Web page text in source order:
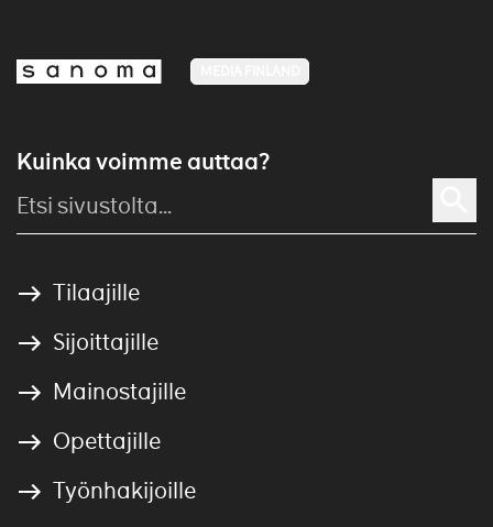
Kuinka voimme auttaa?
Tilaajille
Sijoittajille
Mainostajille
Opettajille
Työnhakijoille